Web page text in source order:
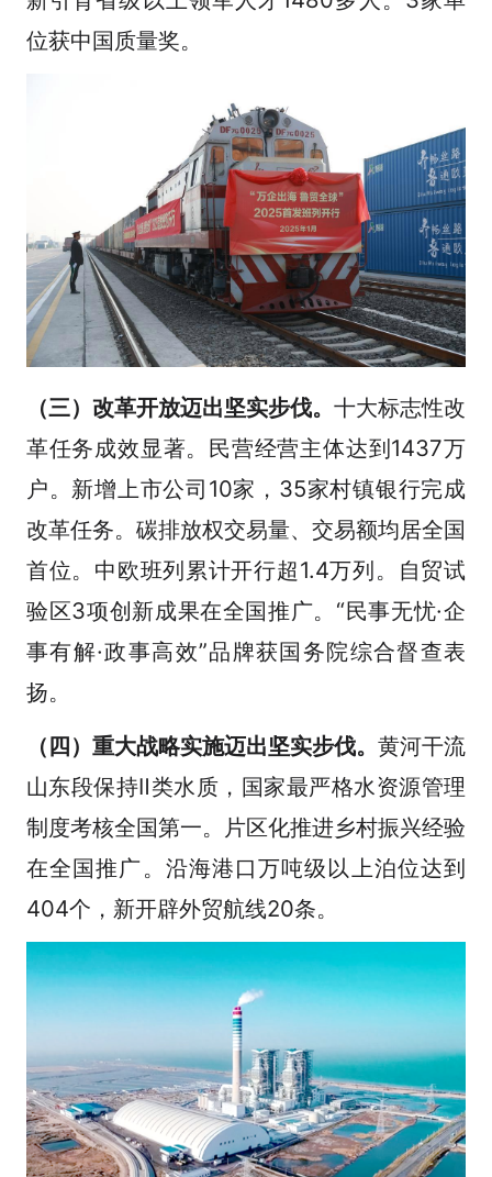
位获中国质量奖。
（三）改革开放迈出坚实步伐。十大标志性改
革任务成效显著。民营经营主体达到1437万
户。新增上市公司10家，35家村镇银行完成
改革任务。碳排放权交易量、交易额均居全国
首位。中欧班列累计开行超1.4万列。自贸试
验区3项创新成果在全国推广。“民事无忧·企
事有解·政事高效”品牌获国务院综合督查表
扬。
（四）重大战略实施迈出坚实步伐。黄河干流
山东段保持Ⅱ类水质，国家最严格水资源管理
制度考核全国第一。片区化推进乡村振兴经验
在全国推广。沿海港口万吨级以上泊位达到
404个，新开辟外贸航线20条。